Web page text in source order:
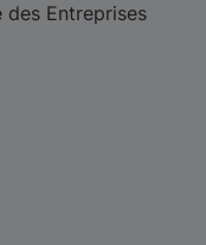
des Entreprises